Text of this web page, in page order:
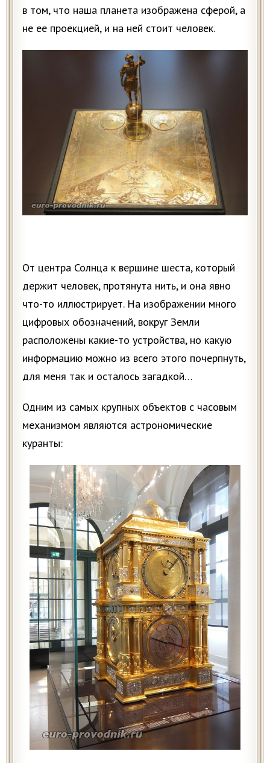
в том, что наша планета изображена сферой, а
не ее проекцией, и на ней стоит человек.
От центра Солнца к вершине шеста, который
держит человек, протянута нить, и она явно
что-то иллюстрирует. На изображении много
цифровых обозначений, вокруг Земли
расположены какие-то устройства, но какую
информацию можно из всего этого почерпнуть,
для меня так и осталось загадкой…
Одним из самых крупных объектов с часовым
механизмом являются астрономические
куранты: